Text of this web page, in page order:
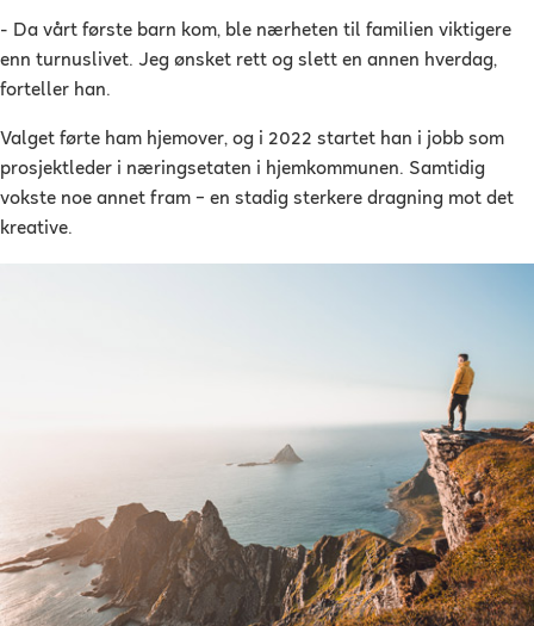
- Da vårt første barn kom, ble nærheten til familien viktigere
enn turnuslivet. Jeg ønsket rett og slett en annen hverdag,
forteller han.
Valget førte ham hjemover, og i 2022 startet han i jobb som
prosjektleder i næringsetaten i hjemkommunen. Samtidig
vokste noe annet fram – en stadig sterkere dragning mot det
kreative.